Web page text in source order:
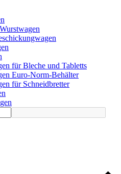
für Bleche und Tabletts
Euro-Norm-Behälter
für Schneidbretter